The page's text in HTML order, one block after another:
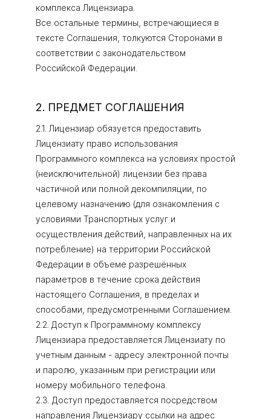
комплекса Лицензиара.
Все остальные термины, встречающиеся в
тексте Соглашения, толкуются Сторонами в
соответствии с законодательством
Российской Федерации.
2. ПРЕДМЕТ СОГЛАШЕНИЯ
2.1. Лицензиар обязуется предоставить
Лицензиату право использования
Программного комплекса на условиях простой
(неисключительной) лицензии без права
частичной или полной декомпиляции, по
целевому назначению (для ознакомления с
условиями Транспортных услуг и
осуществления действий, направленных на их
потребление) на территории Российской
Федерации в объеме разрешённых
параметров в течение срока действия
настоящего Соглашения, в пределах и
способами, предусмотренными Соглашением.
2.2. Доступ к Программному комплексу
Лицензиара предоставляется Лицензиату по
учетным данным - адресу электронной почты
и паролю, указанным при регистрации или
номеру мобильного телефона.
2.3. Доступ предоставляется посредством
направления Лицензиару ссылки на адрес